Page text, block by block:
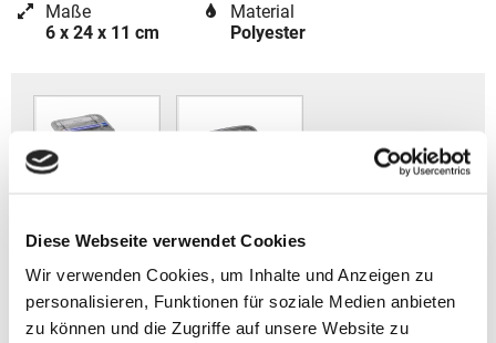
Diese Webseite verwendet Cookies
Wir verwenden Cookies, um Inhalte und Anzeigen zu
personalisieren, Funktionen für soziale Medien anbieten
zu können und die Zugriffe auf unsere Website zu
Maße
6 x 24 x 11 cm
Material
Polyester
Coocazoo Zubehör